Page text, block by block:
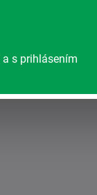
a s prihlásením